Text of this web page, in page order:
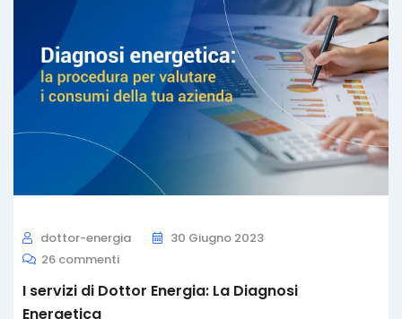
dottor-energia
30 Giugno 2023
26 commenti
I servizi di Dottor Energia: La Diagnosi
Energetica